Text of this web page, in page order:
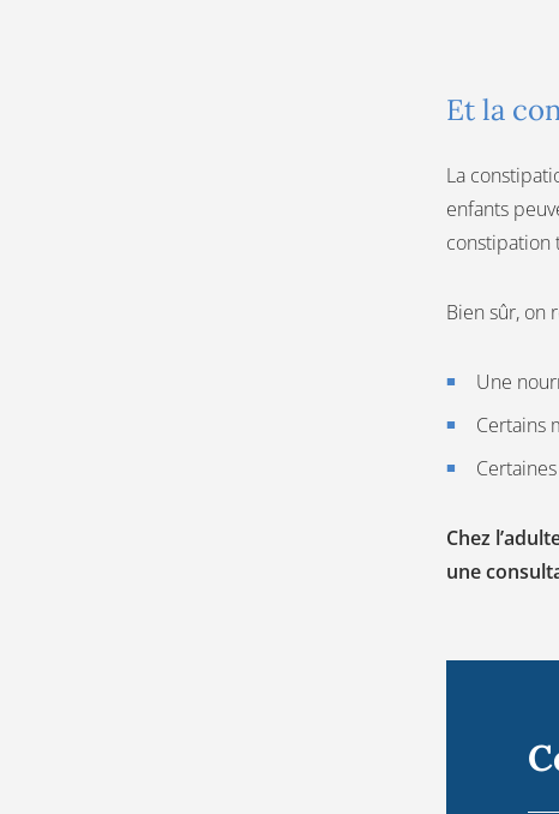
Et la
La
enfants
constipation
Bien sûr, on
Une
Certains
Chez
une